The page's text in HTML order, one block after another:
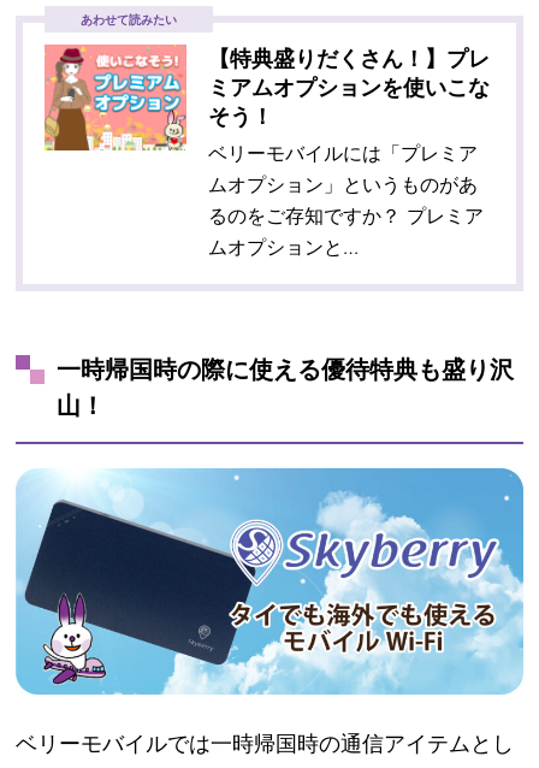
あわせて読みたい
【特典盛りだくさん！】プレ
ミアムオプションを使いこな
そう！
ベリーモバイルには「プレミア
ムオプション」というものがあ
るのをご存知ですか？ プレミア
ムオプションと…
一時帰国時の際に使える優待特典も盛り沢
山！
ベリーモバイルでは一時帰国時の通信アイテムとし